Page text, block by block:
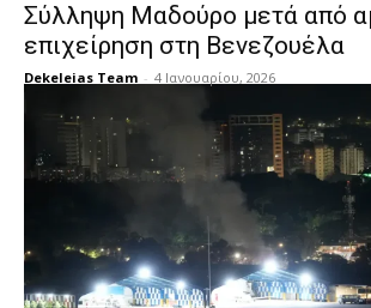
Σύλληψη Μαδούρο μετά από
επιχείρηση στη Βενεζουέλα
Dekeleias Team - 4 Ιανουαρίου, 2026